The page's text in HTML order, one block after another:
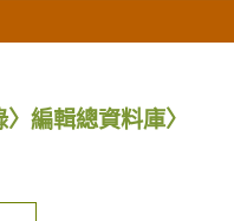
編輯總資料庫〉